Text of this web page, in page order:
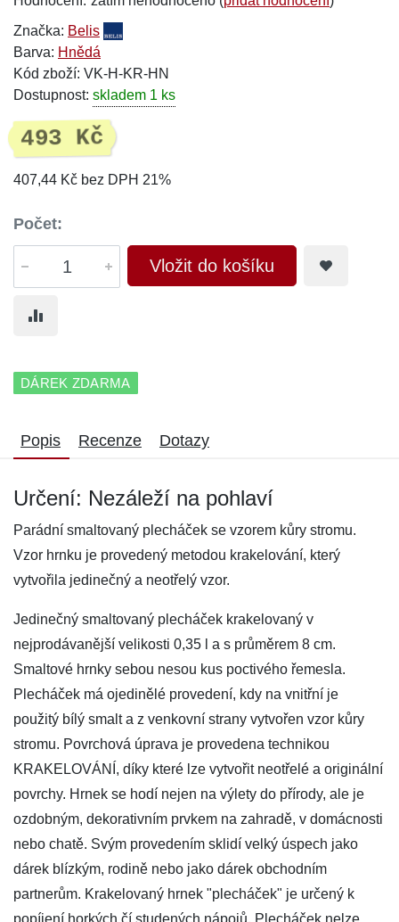
Značka: Belis
Barva: Hnědá
Kód zboží: VK-H-KR-HN
Dostupnost: skladem 1 ks
493 Kč
407,44 Kč bez DPH 21%
Počet:
Vložit do košíku
DÁREK ZDARMA
Popis Recenze Dotazy
Určení: Nezáleží na pohlaví
Parádní smaltovaný plecháček se vzorem kůry stromu.
Vzor hrnku je provedený metodou krakelování, který
vytvořila jedinečný a neotřelý vzor.
Jedinečný smaltovaný plecháček krakelovaný v
nejprodávanější velikosti 0,35 l a s průměrem 8 cm.
Smaltové hrnky sebou nesou kus poctivého řemesla.
Plecháček má ojedinělé provedení, kdy na vnitřní je
použitý bílý smalt a z venkovní strany vytvořen vzor kůry
stromu. Povrchová úprava je provedena technikou
KRAKELOVÁNÍ, díky které lze vytvořit neotřelé a originální
povrchy. Hrnek se hodí nejen na výlety do přírody, ale je
ozdobným, dekorativním prvkem na zahradě, v domácnosti
nebo chatě. Svým provedením sklidí velký úspech jako
dárek blízkým, rodině nebo jako dárek obchodním
partnerům. Krakelovaný hrnek "plecháček" je určený k
popíjení horkých čí studených nápojů. Plecháček nelze